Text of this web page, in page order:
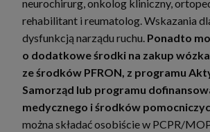
neurochirurg, onkolog kliniczny,
rehabilitant i reumatolog. Wskazania
dysfunkcją narządu ruchu. Ponadto
o dodatkowe środki na zakup
ze środków PFRON, z programu
Samorząd lub programu
medycznego i środków
można składać osobiście w PCPR/